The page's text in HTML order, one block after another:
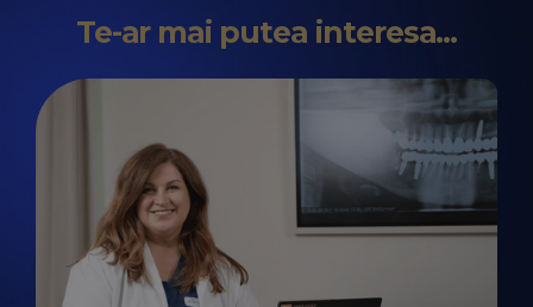
Te-ar mai putea interesa...